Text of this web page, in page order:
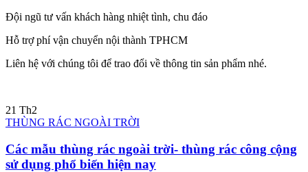
Đội ngũ tư vấn khách hàng nhiệt tình, chu đáo
Hỗ trợ phí vận chuyển nội thành TPHCM
Liên hệ với chúng tôi để trao đổi về thông tin sản phẩm nhé.
21 Th2
THÙNG RÁC NGOÀI TRỜI
Các mẫu thùng rác ngoài trời- thùng rác công cộng
sử dụng phổ biến hiện nay